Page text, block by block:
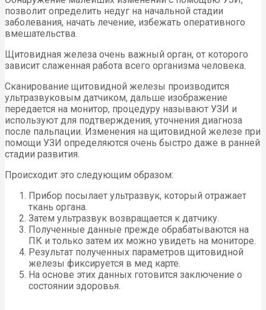
позволит определить недуг на начальной стадии
заболевания, начать лечение, избежать оперативного
вмешательства.
Щитовидная железа очень важный орган, от которого
зависит слаженная работа всего организма человека.
Сканирование щитовидной железы производится
ультразвуковым датчиком, дальше изображение
передается на монитор, процедуру называют УЗИ и
используют для подтверждения, уточнения диагноза
после пальпации. Изменения на щитовидной железе при
помощи УЗИ определяются очень быстро даже в ранней
стадии развития.
Происходит это следующим образом:
Прибор посылает ультразвук, который отражает
ткань органа.
Затем ультразвук возвращается к датчику.
Полученные данные прежде обрабатываются на
ПК и только затем их можно увидеть на мониторе.
Результат полученных параметров щитовидной
железы фиксируется в мед карте.
На основе этих данных готовится заключение о
состоянии здоровья.